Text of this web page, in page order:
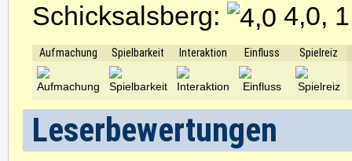
Schicksalsberg:
4,0,
Aufmachung Spielbarkeit Interaktion Einfluss Spielreiz
Leserbewertungen